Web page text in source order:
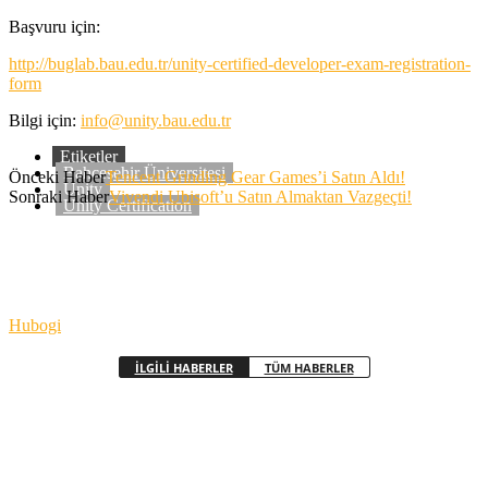
Başvuru için:
http://buglab.bau.edu.tr/unity-certified-developer-exam-registration-
form
Bilgi için: info@unity.bau.edu.tr
Etiketler
Bahçeşehir Üniversitesi
Unity
Unity Certification
Önceki HaberTencent Grinding Gear Games’i Satın Aldı!
Sonraki HaberVivendi Ubisoft’u Satın Almaktan Vazgeçti!
Hubogi
İLGİLİ HABERLER TÜM HABERLER